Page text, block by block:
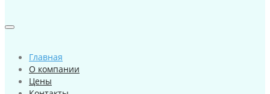
Главная
О компании
Цены